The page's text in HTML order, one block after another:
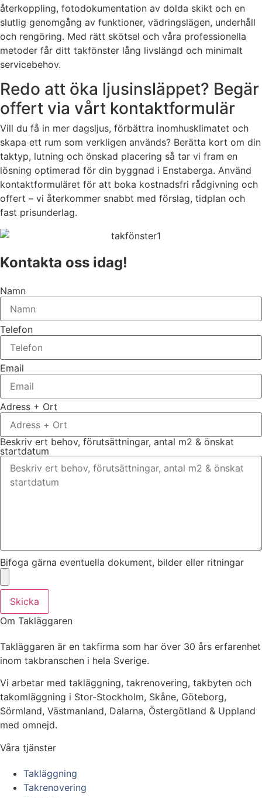
återkoppling, fotodokumentation av dolda skikt och en
slutlig genomgång av funktioner, vädringslägen, underhåll
och rengöring. Med rätt skötsel och våra professionella
metoder får ditt takfönster lång livslängd och minimalt
servicebehov.
Redo att öka ljusinsläppet? Begär
offert via vårt kontaktformulär
Vill du få in mer dagsljus, förbättra inomhusklimatet och
skapa ett rum som verkligen används? Berätta kort om din
taktyp, lutning och önskad placering så tar vi fram en
lösning optimerad för din byggnad i Enstaberga. Använd
kontaktformuläret för att boka kostnadsfri rådgivning och
offert – vi återkommer snabbt med förslag, tidplan och
fast prisunderlag.
Kontakta oss idag!
Namn
Telefon
Email
Adress + Ort
Beskriv ert behov, förutsättningar, antal m2 & önskat
startdatum
Bifoga gärna eventuella dokument, bilder eller ritningar
Skicka
Om Takläggaren
Takläggaren är en takfirma som har över 30 års erfarenhet
inom takbranschen i hela Sverige.
Vi arbetar med takläggning, takrenovering, takbyten och
takomläggning i Stor-Stockholm, Skåne, Göteborg,
Sörmland, Västmanland, Dalarna, Östergötland & Uppland
med omnejd.
Våra tjänster
Takläggning
Takrenovering